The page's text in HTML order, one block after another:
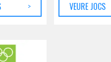
>
VEURE JOCS